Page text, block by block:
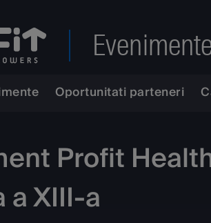
Oportunitati parteneri
Profit
XIII-a